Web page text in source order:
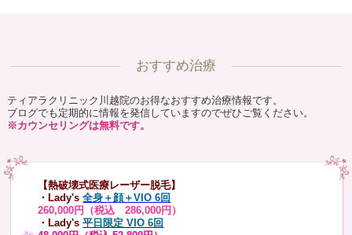
おすすめ治療
ティアラクリニック川越院のお得なおすすめ治療情報です。
ブログでも定期的に情報を発信していますのでぜひご覧ください。
※カウンセリングは無料です。
【熱破壊式医療レーザー脱毛】
・Lady's 全身＋顔＋VIO 6回
260,000円（税込 286,000円）
・Lady's平日限定 VIO 6回